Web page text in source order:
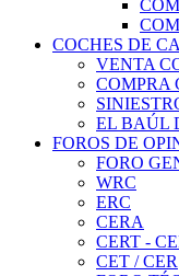
COCHES DE
VENTA
COMPRA
EL BAÚL
FOROS DE
FORO
WRC
ERC
CERA
CERT -
CET / CER